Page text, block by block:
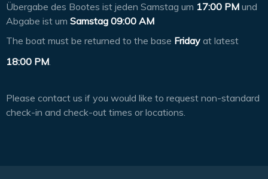
Übergabe des Bootes ist jeden Samstag um 17:00 PM und
Abgabe ist um Samstag 09:00 AM
The boat must be returned to the base Friday at latest
18:00 PM
Please contact us if you would like to request non-standard
check-in and check-out times or locations.